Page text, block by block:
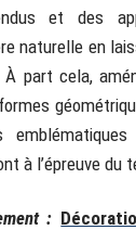
et des
naturelle en
part cela,
à l’épreuve du
: